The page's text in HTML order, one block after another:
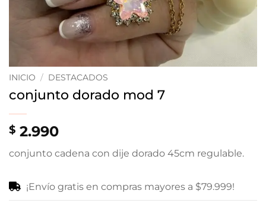
INICIO / DESTACADOS
conjunto dorado mod 7
$ 2.990
conjunto cadena con dije dorado 45cm regulable.
¡Envío gratis en compras mayores a $79.999!